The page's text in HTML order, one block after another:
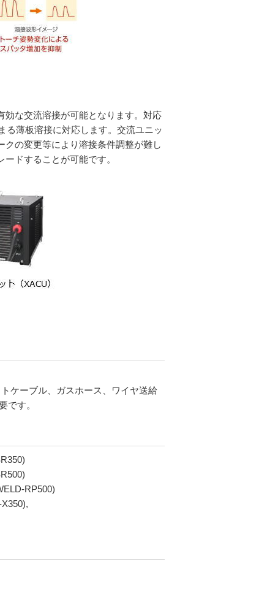
な交流溶接が可能となります。対応
る薄板溶接に対応します。交流ユニッ
クの変更等により溶接条件調整が難し
ドすることが可能です。
ケーブル、ガスホース、ワイヤ送給
です。
RP500)